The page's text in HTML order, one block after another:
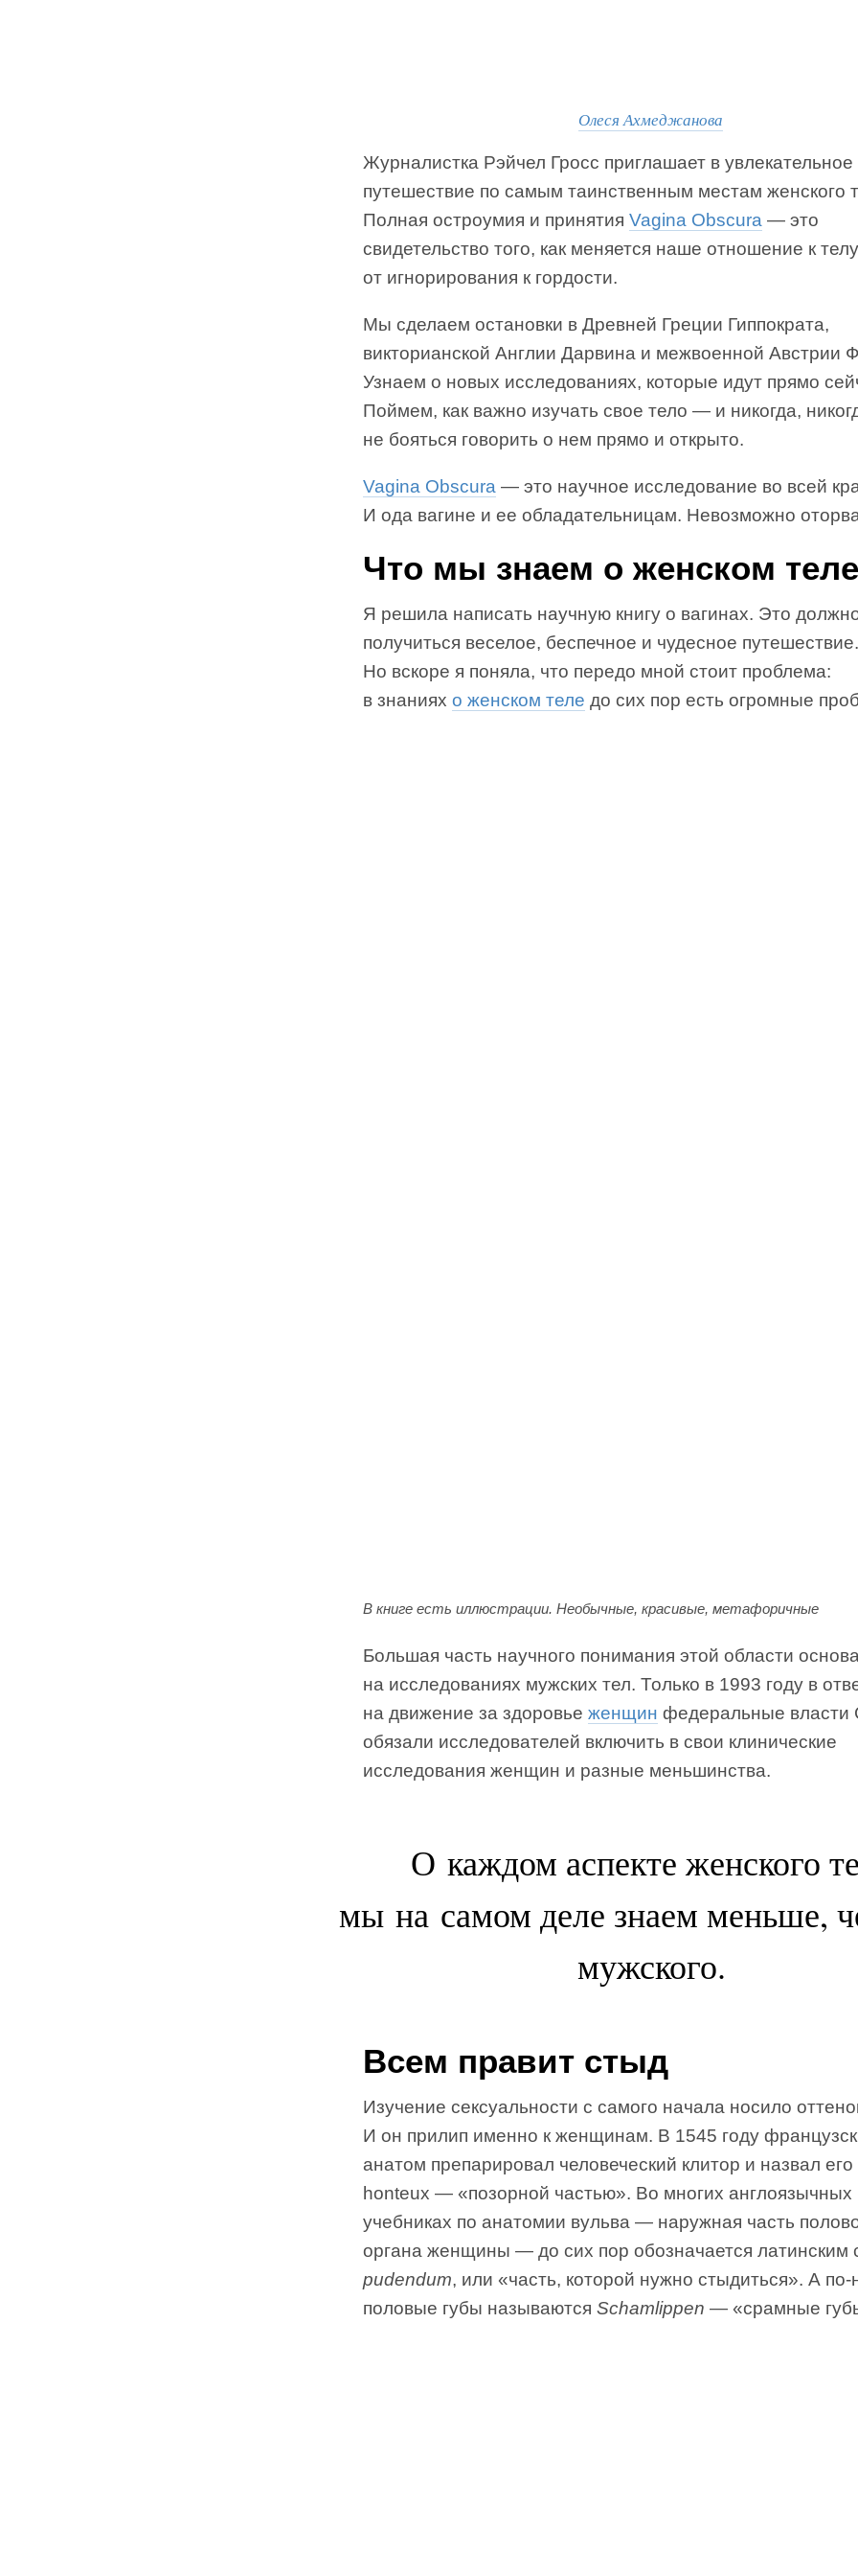
Олеся Ахмеджанова
Журналистка Рэйчел Гросс приглашает в увлекательное
путешествие по самым таинственным местам женского
Полная остроумия и принятия Vagina Obscura ― это
свидетельство того, как меняется наше отношение к
от игнорирования к гордости.
Мы сделаем остановки в Древней Греции Гиппократа,
викторианской Англии Дарвина и межвоенной Австрии
Узнаем о новых исследованиях, которые идут прямо
Поймем, как важно изучать свое тело — и никогда,
не бояться говорить о нем прямо и открыто.
Vagina Obscura — это научное исследование во всей
И ода вагине и ее обладательницам. Невозможно
Что мы знаем о женском
Я решила написать научную книгу о вагинах. Это
получиться веселое, беспечное и чудесное путешествие.
Но вскоре я поняла, что передо мной стоит проблема:
в знаниях о женском теле до сих пор есть огромные
В книге есть иллюстрации. Необычные, красивые, метафоричные
Большая часть научного понимания этой области
на исследованиях мужских тел. Только в 1993 году в
на движение за здоровье женщин федеральные
обязали исследователей включить в свои клинические
исследования женщин и разные меньшинства.
О каждом аспекте женского
мы на самом деле знаем меньше,
мужского.
Всем правит стыд
Изучение сексуальности с самого начала носило
И он прилип именно к женщинам. В 1545 году
анатом препарировал человеческий клитор и назвал
honteux — «позорной частью». Во многих англоязычных
учебниках по анатомии вульва — наружная часть
органа женщины — до сих пор обозначается латинским
pudendum, или «часть, которой нужно стыдиться». А по-
половые губы называются Schamlippen — «срамные